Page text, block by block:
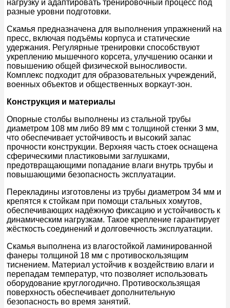
нагрузку и адаптировать тренировочный процесс под
разные уровни подготовки.
Скамья предназначена для выполнения упражнений на
пресс, включая подъёмы корпуса и статические
удержания. Регулярные тренировки способствуют
укреплению мышечного корсета, улучшению осанки и
повышению общей физической выносливости.
Комплекс подходит для образовательных учреждений,
военных объектов и общественных воркаут-зон.
Конструкция и материалы
Опорные столбы выполнены из стальной трубы
диаметром 108 мм либо 89 мм с толщиной стенки 3 мм,
что обеспечивает устойчивость и высокий запас
прочности конструкции. Верхняя часть стоек оснащена
сферическими пластиковыми заглушками,
предотвращающими попадание влаги внутрь трубы и
повышающими безопасность эксплуатации.
Перекладины изготовлены из трубы диаметром 34 мм и
крепятся к стойкам при помощи стальных хомутов,
обеспечивающих надёжную фиксацию и устойчивость к
динамическим нагрузкам. Такое крепление гарантирует
жёсткость соединений и долговечность эксплуатации.
Скамья выполнена из влагостойкой ламинированной
фанеры толщиной 18 мм с противоскользящим
тиснением. Материал устойчив к воздействию влаги и
перепадам температур, что позволяет использовать
оборудование круглогодично. Противоскользящая
поверхность обеспечивает дополнительную
безопасность во время занятий.